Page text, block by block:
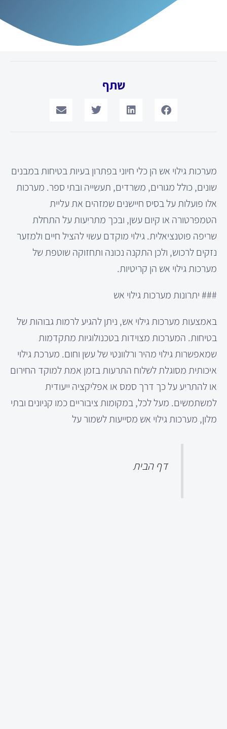
שתף
מערכות גילוי אש הן כלי חיוני בפתרון בעיות בטיחות במבנים
שונים, כולל מגורים, משרדים, תעשייה ובתי ספר. מערכות
אלו פועלות על בסיס חיישנים שמזהים את עליית
הטמפרטורה או קיום עשן, ובכך מתריעות על התחלת
שריפה פוטנציאלית. גילוי מוקדם עשוי להציל חיים ולמזער
נזקים לרכוש, ולכן התקנה נכונה ותחזוקה שוטפת של
מערכות גילוי אש הן קריטיות.
### יתרונות מערכות גילוי אש
באמצעות מערכות גילוי אש, ניתן להגיע לרמות גבוהות של
בטיחות. המערכות מצוידות בטכנולוגיות מתקדמות
שמאפשרות גילוי מהיר ורלוונטי של עשן וחום. מערכת גילוי
איכותית מסוגלת לשלוח התרעות בזמן אמת למוקד החירום
או להתריע על כך דרך סמס או אפליקציה ייעודית
למשתמשים. מעל לכל, במקומות ציבוריים כמו קניונים ובתי
מלון, מערכות גילוי אש מסייעות לשמור על
דף הבית